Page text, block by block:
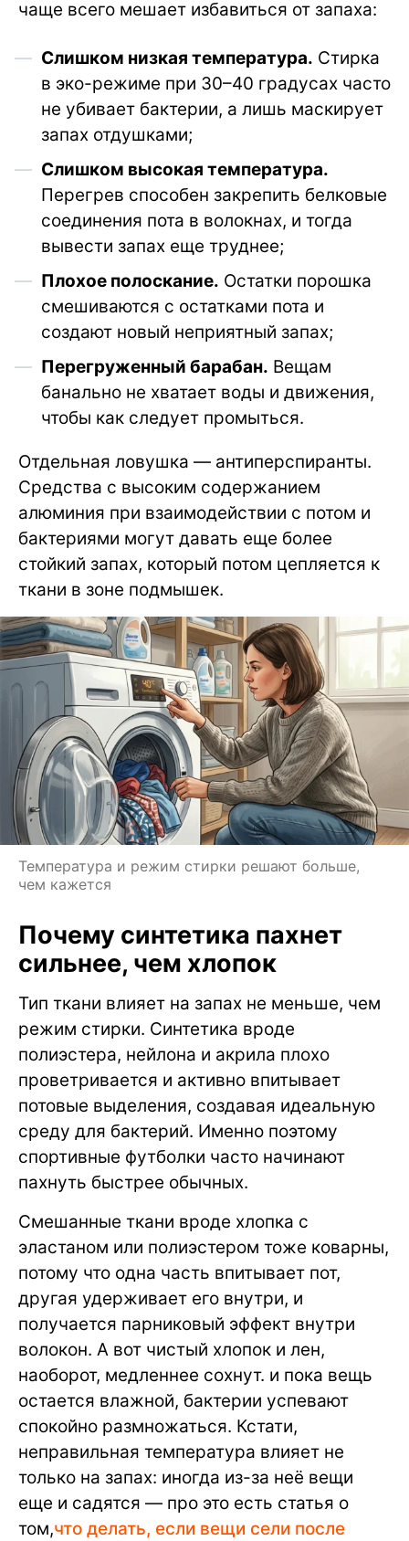
чаще всего мешает избавиться от запаха:
Слишком низкая температура. Стирка
в эко-режиме при 30–40 градусах часто
не убивает бактерии, а лишь маскирует
запах отдушками;
Слишком высокая температура.
Перегрев способен закрепить белковые
соединения пота в волокнах, и тогда
вывести запах еще труднее;
Плохое полоскание. Остатки порошка
смешиваются с остатками пота и
создают новый неприятный запах;
Перегруженный барабан. Вещам
банально не хватает воды и движения,
чтобы как следует промыться.
Отдельная ловушка — антиперспиранты.
Средства с высоким содержанием
алюминия при взаимодействии с потом и
бактериями могут давать еще более
стойкий запах, который потом цепляется к
ткани в зоне подмышек.
Температура и режим стирки решают больше,
чем кажется
Почему синтетика пахнет
сильнее, чем хлопок
Тип ткани влияет на запах не меньше, чем
режим стирки. Синтетика вроде
полиэстера, нейлона и акрила плохо
проветривается и активно впитывает
потовые выделения, создавая идеальную
среду для бактерий. Именно поэтому
спортивные футболки часто начинают
пахнуть быстрее обычных.
Смешанные ткани вроде хлопка с
эластаном или полиэстером тоже коварны,
потому что одна часть впитывает пот,
другая удерживает его внутри, и
получается парниковый эффект внутри
волокон. А вот чистый хлопок и лен,
наоборот, медленнее сохнут. и пока вещь
остается влажной, бактерии успевают
спокойно размножаться. Кстати,
неправильная температура влияет не
только на запах: иногда из-за неё вещи
еще и садятся — про это есть статья о
том,что делать, если вещи сели после